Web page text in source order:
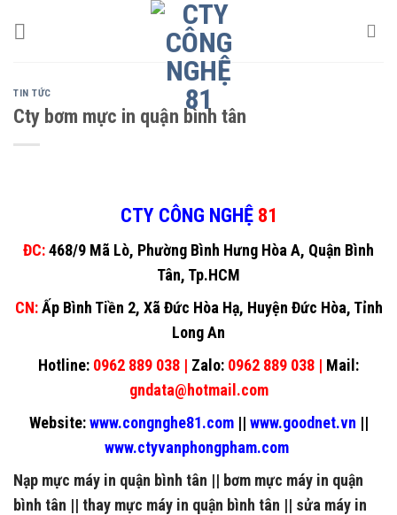
TIN TỨC
Cty bơm mực in quận bình tân
CTY CÔNG NGHỆ 81
ĐC:468/9 Mã Lò, Phường Bình Hưng Hòa A, Quận Bình
Tân, Tp.HCM
CN: Ấp Bình Tiền 2, Xã Đức Hòa Hạ, Huyện Đức Hòa, Tỉnh
Long An
Hotline: 0962 889 038 | Zalo: 0962 889 038 | Mail:
gndata@hotmail.com
Website:www.congnghe81.com || www.goodnet.vn ||
www.ctyvanphongpham.com
Nạp mực máy in quận bình tân || bơm mực máy in quận
bình tân || thay mực máy in quận bình tân || sửa máy in